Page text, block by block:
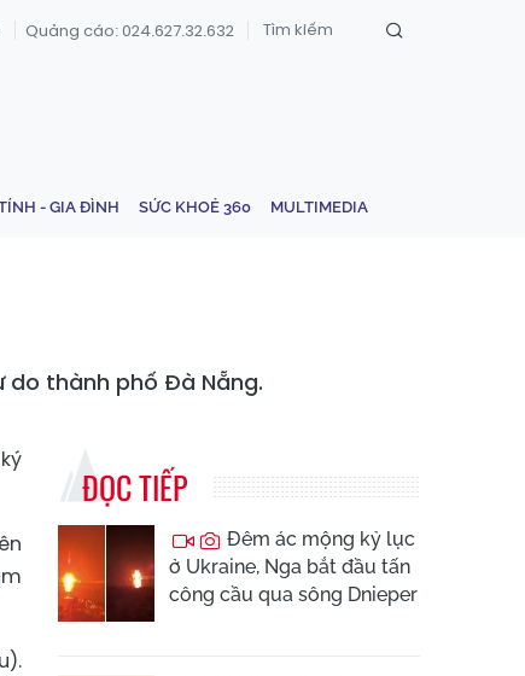
Quảng cáo: 024.627.32.632
- GIA ĐÌNH SỨC KHOẺ 360 MULTIMEDIA
do thành phố Đà Nẵng.
ĐỌC TIẾP
Đêm ác mộng kỷ lục
ở Ukraine, Nga bắt đầu tấn
công cầu qua sông Dnieper